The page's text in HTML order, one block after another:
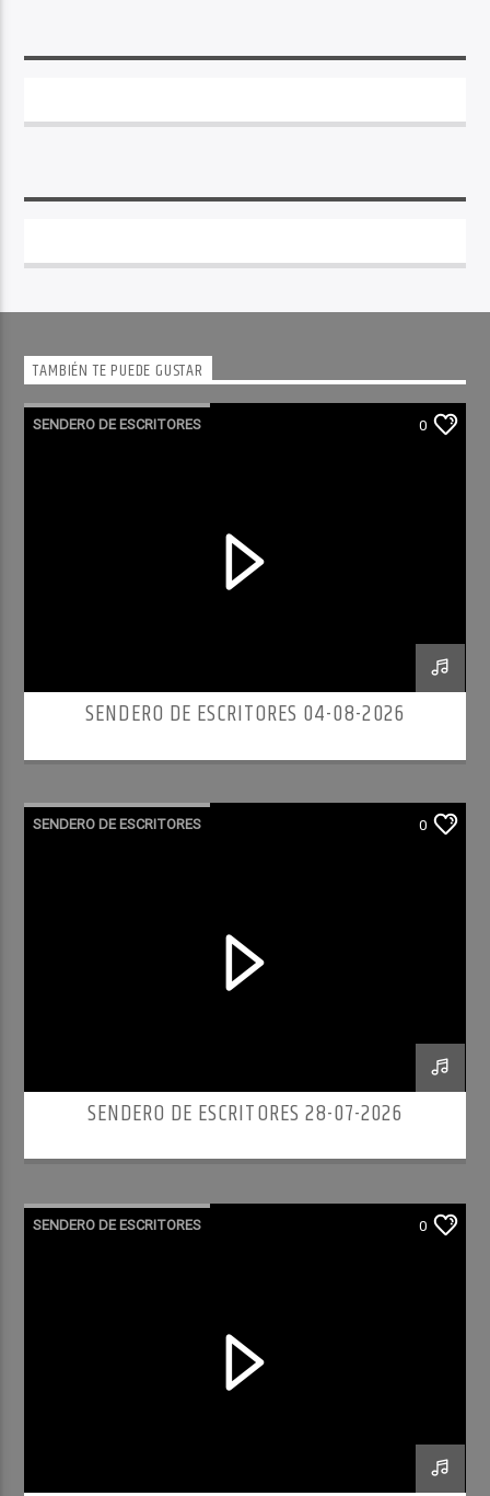
TAMBIÉN TE PUEDE GUSTAR
SENDERO DE ESCRITORES 0
SENDERO DE ESCRITORES 04-08-2026
SENDERO DE ESCRITORES 0
SENDERO DE ESCRITORES 28-07-2026
SENDERO DE ESCRITORES 0